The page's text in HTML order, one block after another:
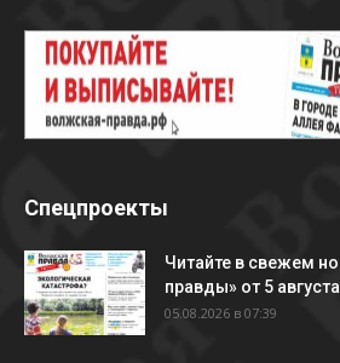
Спецпроекты
Читайте в свежем
правды» от 5
05.08.2026 в 07:39